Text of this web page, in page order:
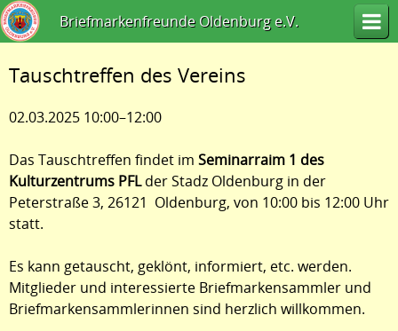
Briefmarkenfreunde Oldenburg e.V.
Tauschtreffen des Vereins
02.03.2025 10:00–12:00
Das Tauschtreffen findet im Seminarraim 1 des
Kulturzentrums PFLder Stadz Oldenburg in der
Peterstraße 3, 26121 Oldenburg, von 10:00 bis 12:00 Uhr
statt.
Es kann getauscht, geklönt, informiert, etc. werden.
Mitglieder und interessierte Briefmarkensammler und
Briefmarkensammlerinnen sind herzlich willkommen.